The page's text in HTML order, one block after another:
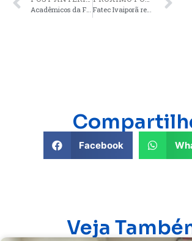
Fatec Ivaiporã recebe Certificado Melhores do Ano com 69% das indicações
Facebook
Veja